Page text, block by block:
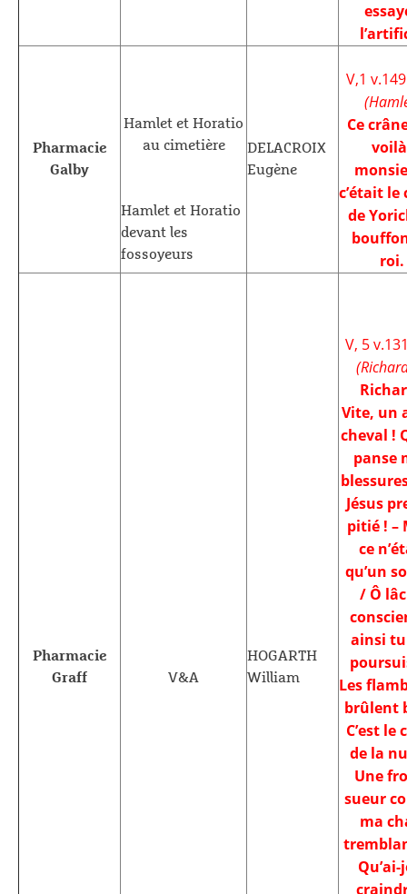
Pharmacie
Galby
Hamlet et Horatio
au cimetière
Hamlet et Horatio
devant les
fossoyeurs
DELACROIX
Eugène
V,1
Ce
c’était le
de
roi.
Pharmacie
Graff
V&A
HOGARTH
William
V, 5
Vite, un
cheval !
panse
Jésus
pitié ! –
ce
qu’un
/ Ô
ainsi
Les
brûlent
C’est
de la
Une
sueur
ma
Qu’ai-